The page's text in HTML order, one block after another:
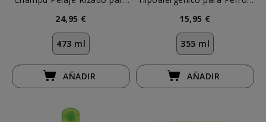
24,95 €
473 ml
AÑADIR
15,95 €
355 ml
AÑADIR